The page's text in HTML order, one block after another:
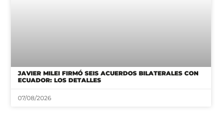
JAVIER MILEI FIRMÓ SEIS ACUERDOS BILATERALES CON
ECUADOR: LOS DETALLES
07/08/2026